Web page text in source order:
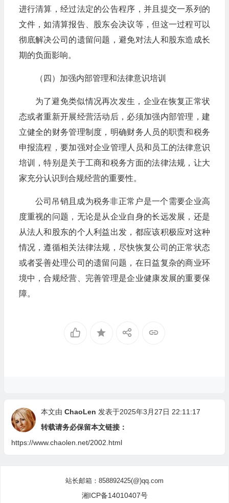
进行清算，经过法定的公告程序，并且提交一系列的
文件，如清算报告、股东会决议等，但这一过程可以
彻底解决公司的遗留问题，避免对法人和股东造成长
期的负面影响。
（四）加强内部管理和法律意识培训
为了避免类似情况再次发生，企业在恢复正常状
态或者重新开展经营活动后，必须加强内部管理，建
立健全的财务管理制度，明确财务人员的职责和税务
申报流程，要加强对企业管理人员和员工的法律意识
培训，特别是关于工商和税务方面的法律法规，让大
家充分认识到合规经营的重要性。
公司吊销且成为税务非正常户是一个需要企业高
度重视的问题，无论是从企业自身的长远发展，还是
从法人和股东的个人利益出发，都应该积极应对这种
情况，遵循相关法律法规，尽快恢复公司的正常状态
或者妥善处理公司的遗留问题，在日益复杂的商业环
境中，合规经营、完善管理是企业健康发展的重要保
障。
本文由 ChaoLen 发表于2025年3月27日 22:11:17
转载请务必保留本文链接：
https://www.chaolen.net/2002.html
站长邮箱：858892425(@)qq.com
湘ICP备14010407号